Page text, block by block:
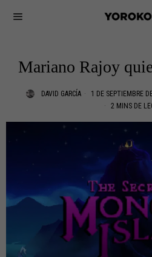
Mariano Rajoy
DAVID GARCÍA 1 DE SEPTIEMBRE
2 MINS DE